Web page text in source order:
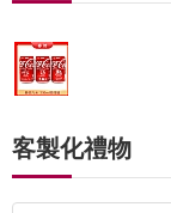
客製化禮物